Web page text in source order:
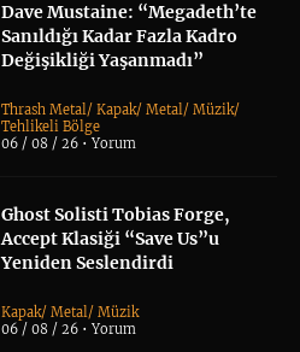
Dave Mustaine: “Megadeth’te
Sanıldığı Kadar Fazla Kadro
Değişikliği Yaşanmadı”
Thrash Metal/Kapak/Metal/Müzik/
Tehlikeli Bölge
06 / 08 / 26 •Yorum
Ghost Solisti Tobias Forge,
Accept Klasiği “Save Us”u
Yeniden Seslendirdi
Kapak/Metal/Müzik
06 / 08 / 26 •Yorum